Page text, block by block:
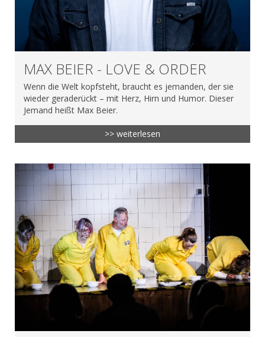
MAX BEIER - LOVE & ORDER
Wenn die Welt kopfsteht, braucht es jemanden, der sie
wieder geraderückt – mit Herz, Hirn und Humor. Dieser
Jemand heißt Max Beier.
>> weiterlesen